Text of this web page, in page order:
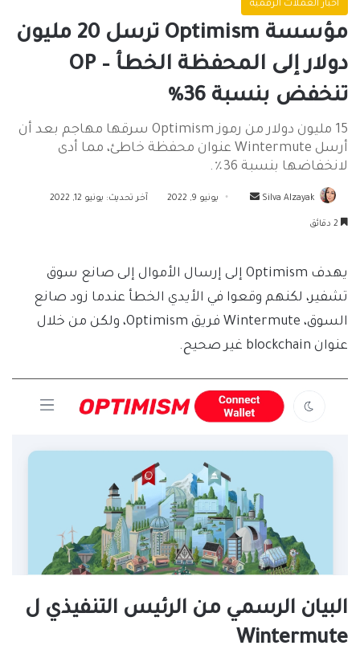
اخبار العملات الرقمية
مؤسسة Optimism ترسل 20 مليون
دولار إلى المحفظة الخطأ – OP
تنخفض بنسبة 36٪
15 مليون دولار من رموز Optimism سرقها مهاجم بعد أن
أرسل Wintermute عنوان محفظة خاطئ، مما أدى
لانخفاضها بنسبة 36٪.
Silva Alzayak
أرسل
يونيو 9, 2022 آخر تحديث: يونيو 12, 2022
يهدف Optimism إلى إرسال الأموال إلى صانع سوق
تشفير، لكنهم وقعوا في الأيدي الخطأ عندما زود صانع
السوق، Wintermute فريق Optimism، ولكن من خلال
عنوان blockchain غير صحيح.
البيان الرسمي من الرئيس التنفيذي ل
Wintermute